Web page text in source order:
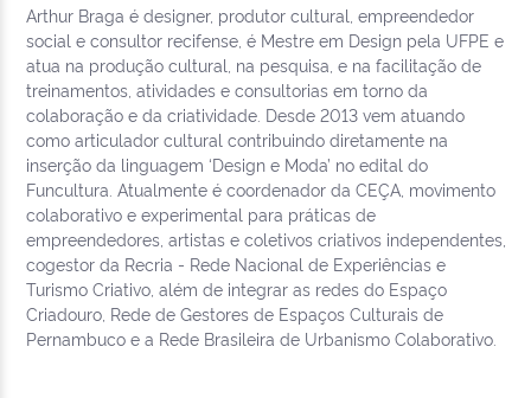
Arthur Braga é designer, produtor cultural, empreendedor
social e consultor recifense, é Mestre em Design pela UFPE e
atua na produção cultural, na pesquisa, e na facilitação de
treinamentos, atividades e consultorias em torno da
colaboração e da criatividade. Desde 2013 vem atuando
como articulador cultural contribuindo diretamente na
inserção da linguagem ‘Design e Moda’ no edital do
Funcultura. Atualmente é coordenador da CEÇA, movimento
colaborativo e experimental para práticas de
empreendedores, artistas e coletivos criativos independentes,
cogestor da Recria - Rede Nacional de Experiências e
Turismo Criativo, além de integrar as redes do Espaço
Criadouro, Rede de Gestores de Espaços Culturais de
Pernambuco e a Rede Brasileira de Urbanismo Colaborativo.